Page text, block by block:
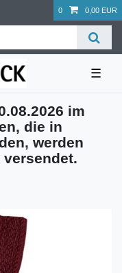
0 0,00 EUR
☰
im
die in
werden
versendet.